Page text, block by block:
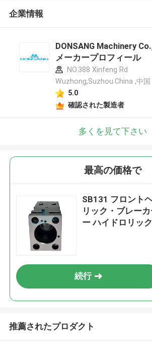
企業情報
DONSANG Machinery
メーカープロフィール
NO.388 Xinfeng Rd
Wuzhong,Suzhou.China ,中国
5.0
確認された製造者
多くを見て下さい
最高の価格で
SB131 フロント
リック・ブレー
ー ハイドロリッ
続行
推薦されたプロダクト